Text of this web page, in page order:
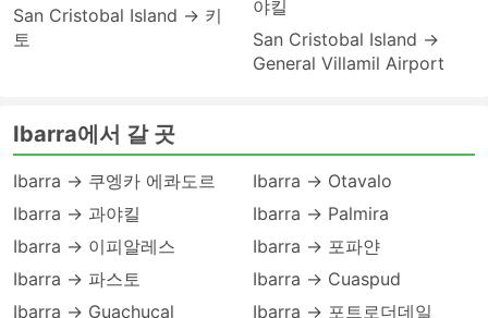
San Cristobal Island → 키
토
야킬
San Cristobal Island →
General Villamil Airport
Ibarra에서 갈 곳
Ibarra → 쿠엥카 에콰도르
Ibarra → 과야킬
Ibarra → 이피알레스
Ibarra → 파스토
Ibarra → Guachucal
Ibarra → Otavalo
Ibarra → Palmira
Ibarra → 포파얀
Ibarra → Cuaspud
Ibarra → 포트로더데일